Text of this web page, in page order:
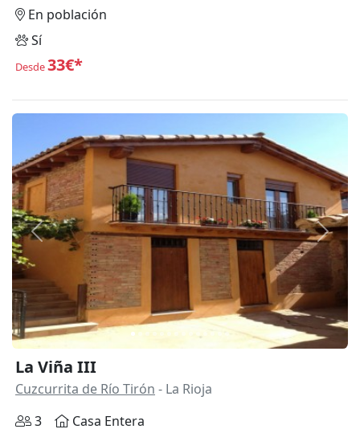
En población
Sí
Desde33€*
Anterior
La Viña III
Cuzcurrita de Río Tirón - La Rioja
3
Casa Entera